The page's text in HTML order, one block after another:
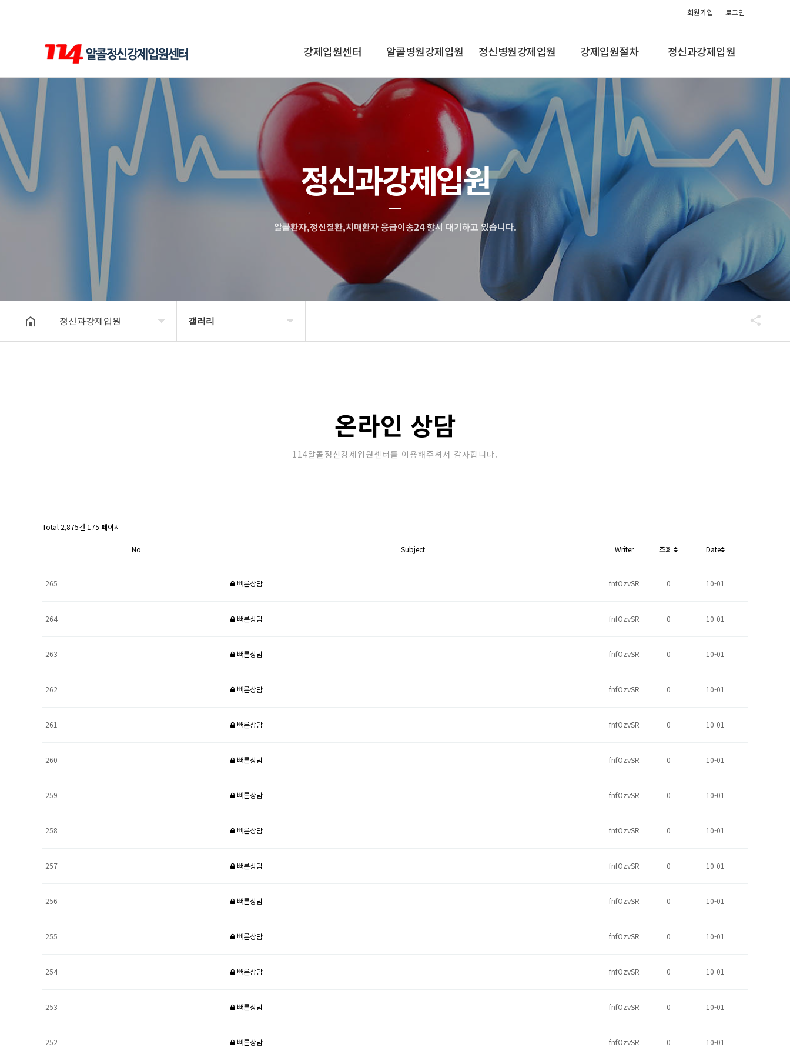
회원가입 로그인
강제입원센터
인사말
알콜병원강제입원
알콜중독
정신병원강제입원
조현병,망상증,치매
강제입원절차
강제입원절차
정신과강제입원
정신과강제입원
알콜환자,정신질환,치매환자 응급이송24 항시 대기하고 있습니다.
정신과강제입원 갤러리
온라인 상담
114알콜정신강제입원센터를 이용해주셔서 감사합니다.
Total 2,875건 175 페이지
No Subject Writer 조회 Date
265 빠른상담 fnfOzvSR 0 10-01
264 빠른상담 fnfOzvSR 0 10-01
263 빠른상담 fnfOzvSR 0 10-01
262 빠른상담 fnfOzvSR 0 10-01
261 빠른상담 fnfOzvSR 0 10-01
260 빠른상담 fnfOzvSR 0 10-01
259 빠른상담 fnfOzvSR 0 10-01
258 빠른상담 fnfOzvSR 0 10-01
257 빠른상담 fnfOzvSR 0 10-01
256 빠른상담 fnfOzvSR 0 10-01
255 빠른상담 fnfOzvSR 0 10-01
254 빠른상담 fnfOzvSR 0 10-01
253 빠른상담 fnfOzvSR 0 10-01
252 빠른상담 fnfOzvSR 0 10-01